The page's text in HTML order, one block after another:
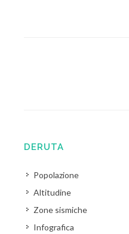
DERUTA
Popolazione
Altitudine
Zone sismiche
Infografica